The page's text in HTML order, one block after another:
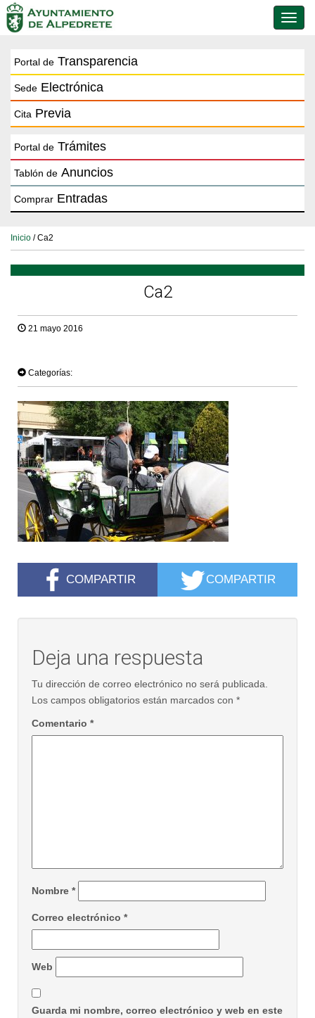
de
Portal de Transparencia
Sede Electrónica
Cita Previa
Portal de Trámites
Tablón de Anuncios
Comprar Entradas
Inicio / Ca2
Ca2
21 mayo 2016
Categorías:
COMPARTIR COMPARTIR
Deja una respuesta
Tu dirección de correo electrónico no será publicada.
Los campos obligatorios están marcados con *
Comentario *
Nombre *
Correo electrónico *
Web
Guarda mi nombre, correo electrónico y web en este